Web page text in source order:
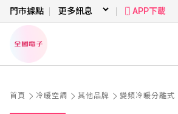
門市據點 APP下載
首頁 冷暖空調 其他品牌 變頻冷暖分離式